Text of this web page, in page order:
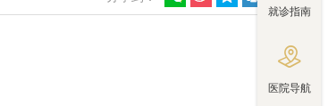
就诊指南

医院导航